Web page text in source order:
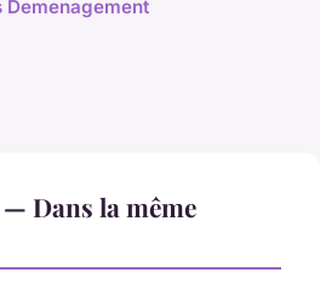
Dans la même